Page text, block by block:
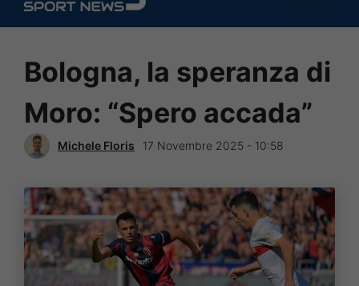
contenuto
Bologna, la speranza di
Moro: “Spero accada”
Michele Floris 17 Novembre 2025 - 10:58